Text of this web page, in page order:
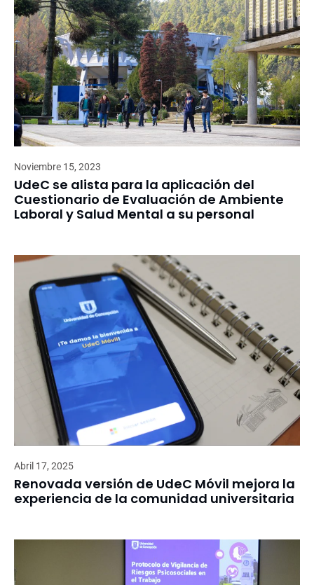
Noviembre 15, 2023
UdeC se alista para la aplicación del
Cuestionario de Evaluación de Ambiente
Laboral y Salud Mental a su personal
Abril 17, 2025
Renovada versión de UdeC Móvil mejora la
experiencia de la comunidad universitaria